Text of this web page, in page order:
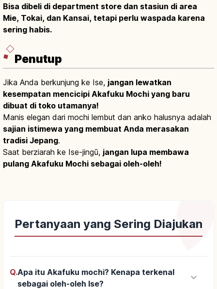
Bisa dibeli di department store dan stasiun di area
Mie, Tokai, dan Kansai, tetapi perlu waspada karena
sering habis.
Penutup
Jika Anda berkunjung ke Ise, jangan lewatkan
kesempatan mencicipi Akafuku Mochi yang baru
dibuat di toko utamanya!
Manis elegan dari mochi lembut dan anko halusnya adalah
sajian istimewa yang membuat Anda merasakan
tradisi Jepang.
Saat berziarah ke Ise-jingū, jangan lupa membawa
pulang Akafuku Mochi sebagai oleh-oleh!
Pertanyaan yang Sering Diajukan
Q.Apa itu Akafuku mochi? Kenapa terkenal
sebagai oleh-oleh Ise?
keyboard_arrow_down